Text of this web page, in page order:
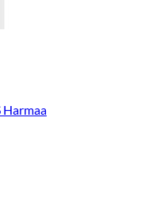
Harmaa